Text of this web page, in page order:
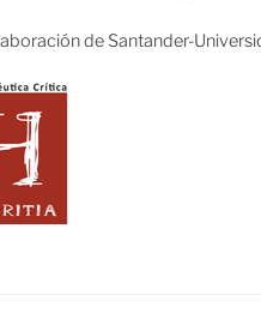
de Santander-